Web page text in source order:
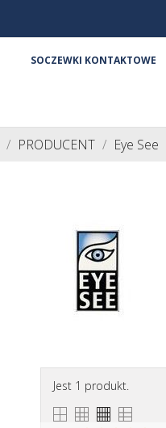
SOCZEWKI KONTAKTOWE
PRODUCENT Eye See
Jest 1 produkt.